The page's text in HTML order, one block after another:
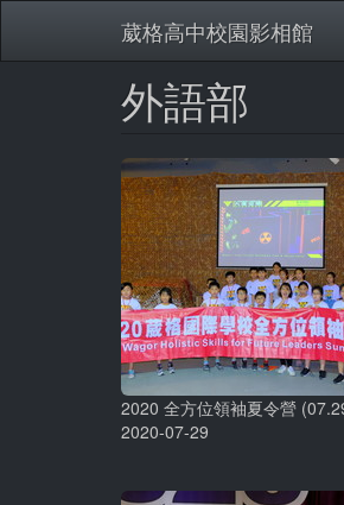
葳格高中校園影相館
外語部
2020 全方位領袖夏令營
2020-07-29